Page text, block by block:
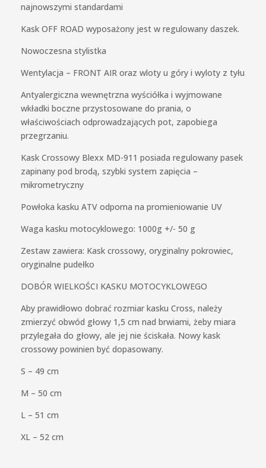
najnowszymi standardami
Kask OFF ROAD wyposażony jest w regulowany daszek.
Nowoczesna stylistka
Wentylacja – FRONT AIR oraz wloty u góry i wyloty z tyłu
Antyalergiczna wewnętrzna wyściółka i wyjmowane
wkładki boczne przystosowane do prania, o
właściwościach odprowadzających pot, zapobiega
przegrzaniu.
Kask Crossowy Blexx MD-911 posiada regulowany pasek
zapinany pod brodą, szybki system zapięcia –
mikrometryczny
Powłoka kasku ATV odporna na promieniowanie UV
Waga kasku motocyklowego: 1000g +/- 50 g
Zestaw zawiera: Kask crossowy, oryginalny pokrowiec,
oryginalne pudełko
DOBÓR WIELKOŚCI KASKU MOTOCYKLOWEGO
Aby prawidłowo dobrać rozmiar kasku Cross, należy
zmierzyć obwód głowy 1,5 cm nad brwiami, żeby miara
przylegała do głowy, ale jej nie ściskała. Nowy kask
crossowy powinien być dopasowany.
S – 49 cm
M – 50 cm
L – 51 cm
XL – 52 cm